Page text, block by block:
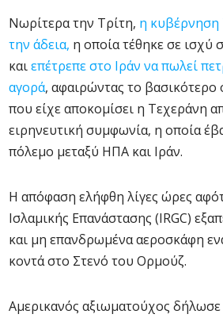
Νωρίτερα την Τρίτη, η κυβέρνηση
την άδεια, η οποία τέθηκε σε ισχύ
καιεπέτρεπε στο Ιράν να πωλεί
αγορά, αφαιρώντας το βασικότερο
που είχε αποκομίσει η Τεχεράνη
ειρηνευτική συμφωνία, η οποία
πόλεμο μεταξύ ΗΠΑ και Ιράν.
Η απόφαση ελήφθη λίγες ώρες
Ισλαμικής Επανάστασης (IRGC)
και μη επανδρωμένα αεροσκάφη
κοντά στο Στενό του Ορμούζ.
Αμερικανός αξιωματούχος δήλωσε